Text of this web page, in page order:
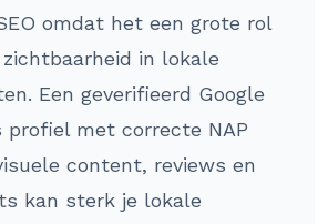
omdat het een grote rol
in lokale
Een geverifieerd Google
profiel met correcte NAP
content, reviews en
kan sterk je lokale